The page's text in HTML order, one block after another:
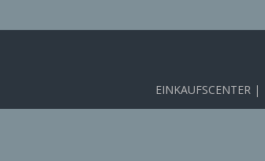
EINKAUFSCENTER |